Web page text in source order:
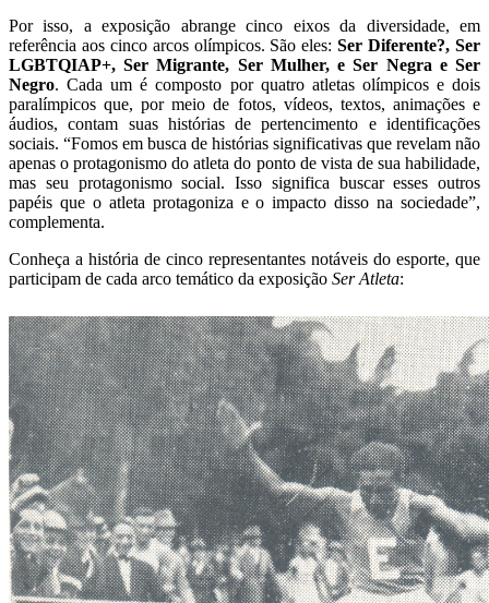
Por isso, a exposição abrange cinco eixos da diversidade, em
referência aos cinco arcos olímpicos. São eles:Ser Diferente?, Ser
LGBTQIAP+, Ser Migrante, Ser Mulher, e Ser Negra e Ser
Negro. Cada um é composto por quatro atletas olímpicos e dois
paralímpicos que, por meio de fotos, vídeos, textos, animações e
áudios, contam suas histórias de pertencimento e identificações
sociais. “Fomos em busca de histórias significativas que revelam não
apenas o protagonismo do atleta do ponto de vista de sua habilidade,
mas seu protagonismo social. Isso significa buscar esses outros
papéis que o atleta protagoniza e o impacto disso na sociedade”,
complementa.
Conheça a história de cinco representantes notáveis do esporte, que
participam de cada arco temático da exposição Ser Atleta: